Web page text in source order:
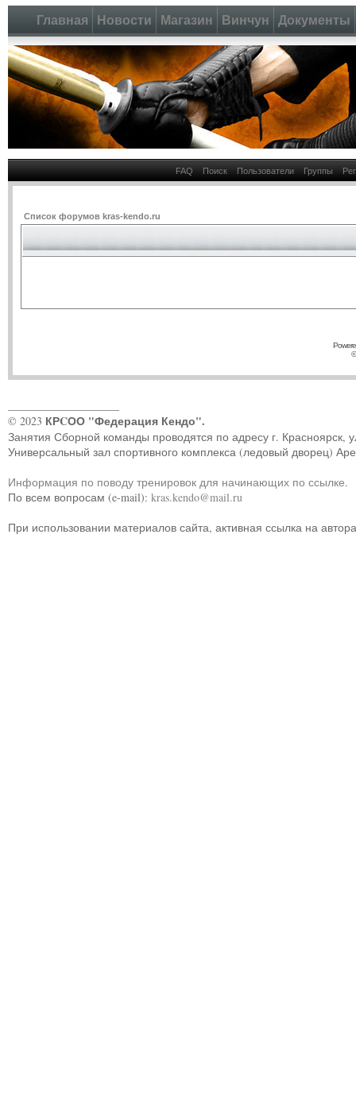
Главная Новости Магазин Винчун Документы
FAQ Поиск Пользователи Группы
Список форумов kras-kendo.ru
© 2023 КРCОО "Федерация Кендо".
Занятия Сборной команды проводятся по адресу г. Красноярск,
Универсальный зал спортивного комплекса (ледовый дворец)
Информация по поводу тренировок для начинающих по ссылке.
По всем вопросам (e-mail): kras.kendo@mail.ru
При использовании материалов сайта, активная ссылка на